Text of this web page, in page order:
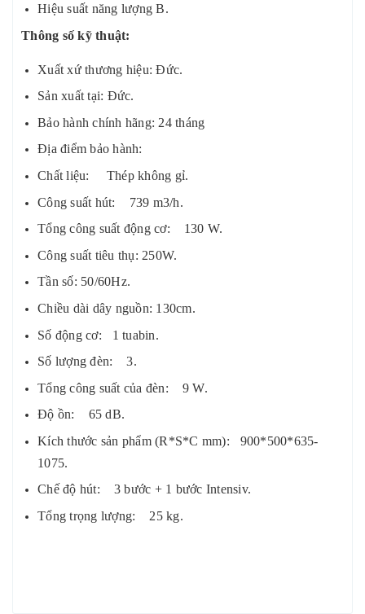
Hiệu suất năng lượng B.
Thông số kỹ thuật:
Xuất xứ thương hiệu: Đức.
Sản xuất tại: Đức.
Bảo hành chính hãng: 24 tháng
Địa điểm bảo hành:
Chất liệu: Thép không gỉ.
Công suất hút: 739 m3/h.
Tổng công suất động cơ: 130 W.
Công suất tiêu thụ: 250W.
Tần số: 50/60Hz.
Chiều dài dây nguồn: 130cm.
Số động cơ: 1 tuabin.
Số lượng đèn: 3.
Tổng công suất của đèn: 9 W.
Độ ồn: 65 dB.
Kích thước sản phẩm (R*S*C mm): 900*500*635-
1075.
Chế độ hút: 3 bước + 1 bước Intensiv.
Tổng trọng lượng: 25 kg.